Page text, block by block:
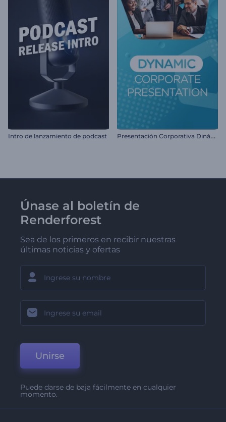
Intro de lanzamiento de podcast P
resentación Corporativa Dinámica
Únase al boletín de
Renderforest
Sea de los primeros en recibir nuestras
últimas noticias y ofertas
Unirse
Puede darse de baja fácilmente en cualquier
momento.